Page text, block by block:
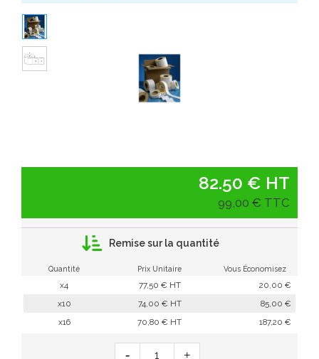
82.50 € HT
99,00 € TTC
Remise sur la quantité
Quantité Prix Unitaire Vous Économisez
x4 77,50 € HT
20,00 €
x10
74,00 € HT
85,00 €
x16
70,80 € HT 187,20 €